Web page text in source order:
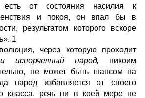
есть от состояния насилия к
и покоя, он впал бы в
результатом которого вскоре
1
через которую проходит
и испорченный народ, никоим
не может быть шансом на
народ избавляется от своего
класса, речь ни в коей мере не